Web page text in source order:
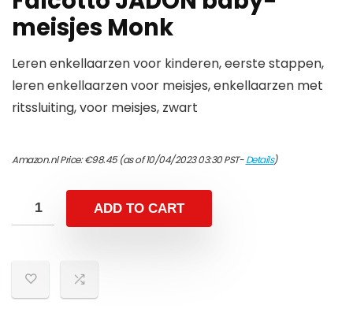
meisjes Monk
Leren enkellaarzen voor kinderen, eerste stappen,
leren enkellaarzen voor meisjes, enkellaarzen met
ritssluiting, voor meisjes, zwart
Amazon.nl Price:€98.45(as of 10/04/2023 03:30 PST-Details)
ADD TO CART